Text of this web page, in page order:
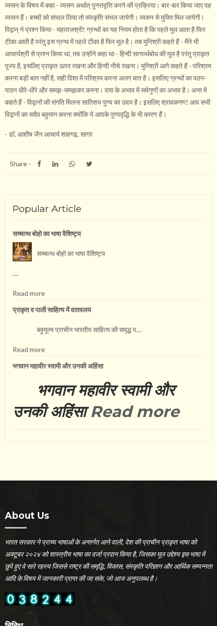
व्यसन के विषय में कहा - व्यसन अर्थात् पुनरावृत्ति करने की प्रक्रिया। बार-बार किया जाए वह
व्यसन हैं। बच्चों को संभाल लिया तो संस्कृति संभल जायेगी। व्यसन से मुक्ति मिल जायेगी।
विद्वान् ने प्रश्न किया - महाराजश्री! ग्रन्थों का यह नियम होता है कि पहले मूल आता है फिर
टीका आती है परंतु इस ग्रन्थ में पहले टीका है फिर मूल है। तब मुनिश्री कहते हैं - मैंने भी
आचार्यश्री से प्रश्न किया था, तब उन्होंने कहा था - हिन्दी सत्यार्थबोध की मूल है परंतु प्राकृत
पूज्य है, इसलिए प्राकृत ऊपर रखना और हिन्दी नीचे रखना। मुनिश्री आगे कहते हैं - परिश्रम
करना बड़ी बात नहीं है, सही दिशा में परिश्रम करना अलग बात है। इसलिए ग्रन्थों का पठन-
पाठन धीरे-धीरे और समझ-समझकर करना। दया के अभाव में सर्वगुणों का अभाव है। अन्त में
कहते हैं - विद्वानों की संगति मिलना सातिशय पुण्य का उदय है। इसलिए श्रावकगण! आप सभी
विद्वानों का सदैव बहुमान करना क्योंकि ये आपके पुण्यवृद्धि के भी कारण हैं।
- डॉ. आशीष जैन आचार्य शाहगढ़, सागर
Share -
Popular Article
सच्चत्थ बोहो का भाषा वै​शिष्ट्य
सच्चत्थ बोहो का भाषा वै​शिष्ट्य
....
Read more
प्राकृत व पाली साहित्य में वातवलय
बहुमूल्य प्राचीन भारतीय साहित्य की समृद्ध प....
Read more
भगवान महावीर स्वामी और उनकी अहिंसा
भगवान महावीर स्वामी और
उनकी अहिंसा Read more
About Us
भारत सरकार ने प्राच्य भाषाओं के अन्तर्गत आने वाली, देश की प्राचीन प्राकृत भाषा को
अक्टूबर २०२४ को शास्त्रीय भाषा का दर्जा प्रदान किया है, जिसका मूल उद्देश्य इस भाषा में
छुपे हुए वे सारे रहस्य जिससे राष्ट्र की समृद्धि, विकास, संस्कृति परिज्ञान और आर्थिक सम्पन्नता
आदि के विषय में जानकारी प्राप्त की जा सके, जो आज अनुपलब्ध है।